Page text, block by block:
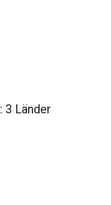
: 3 Länder